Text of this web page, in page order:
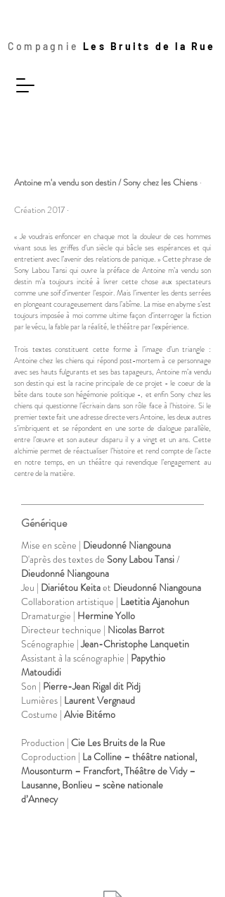
Compagnie Les Bruits de la Rue
Antoine m'a vendu son destin / Sony chez les Chiens ·
Création 2017 ·
« Je voudrais enfoncer en chaque mot la douleur de ces hommes
vivant sous les griffes d’un siècle qui bâcle ses espérances et qui
entretient avec l’avenir des relations de panique. » Cette phrase de
Sony Labou Tansi qui ouvre la préface de Antoine m’a vendu son
destin m’a toujours incité à livrer cette chose aux spectateurs
comme une soif d’inventer l’espoir. Mais l’inventer les dents serrées
en plongeant courageusement dans l’abîme. La mise en abyme s’est
toujours imposée à moi comme ultime façon d’interroger la fiction
par le vécu, la fable par la réalité, le théâtre par l’expérience.
Trois textes constituent cette forme à l’image d’un triangle :
Antoine chez les chiens qui répond post-mortem à ce personnage
avec ses hauts fulgurants et ses bas tapageurs, Antoine m’a vendu
son destin qui est la racine principale de ce projet - le coeur de la
bête dans toute son hégémonie politique -, et enfin Sony chez les
chiens qui questionne l’écrivain dans son rôle face à l’histoire. Si le
premier texte fait une adresse directe vers Antoine, les deux autres
s’imbriquent et se répondent en une sorte de dialogue parallèle,
entre l’œuvre et son auteur disparu il y a vingt et un ans. Cette
alchimie permet de réactualiser l’histoire et rend compte de l’acte
en notre temps, en un théâtre qui revendique l’engagement au
centre de la matière.
Générique
Mise en scène | Dieudonné Niangouna
D'après des textes de Sony Labou Tansi/
Dieudonné Niangouna
Jeu | Diariétou Keitaet Dieudonné Niangouna
Collaboration artistique | Laetitia Ajanohun
Dramaturgie | Hermine Yollo
Directeur technique | Nicolas Barrot
Scénographie |Jean-Christophe Lanquetin
Assistant à la scénographie | Papythio
Matoudidi
Son | Pierre-Jean Rigal dit Pidj
Lumières | Laurent Vergnaud
Costume | Alvie Bitémo
Production | Cie Les Bruits de la Rue
Coproduction | La Colline – théâtre national,
Mousonturm – Francfort, Théâtre de Vidy –
Lausanne, Bonlieu – scène nationale
d’Annecy